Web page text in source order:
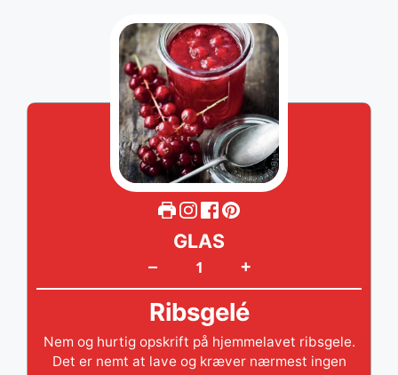
– +
GLAS
Ribsgelé
Nem og hurtig opskrift på hjemmelavet ribsgele.
Det er nemt at lave og kræver nærmest ingen